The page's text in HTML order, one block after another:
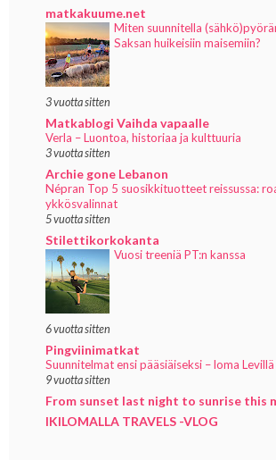
matkakuume.net
Miten suunnitella
Saksan huikeisiin maisemiin?
3 vuotta sitten
Matkablogi Vaihda vapaalle
Verla – Luontoa, historiaa ja kulttuuria
3 vuotta sitten
Archie gone Lebanon
Népran Top 5 suosikkituotteet reissussa:
ykkösvalinnat
5 vuotta sitten
Stilettikorkokanta
Vuosi treeniä PT:n kanssa
6 vuotta sitten
Pingviinimatkat
Suunnitelmat ensi pääsiäiseksi – loma Levillä
9 vuotta sitten
From sunset last night to sunrise this
IKILOMALLA TRAVELS -VLOG